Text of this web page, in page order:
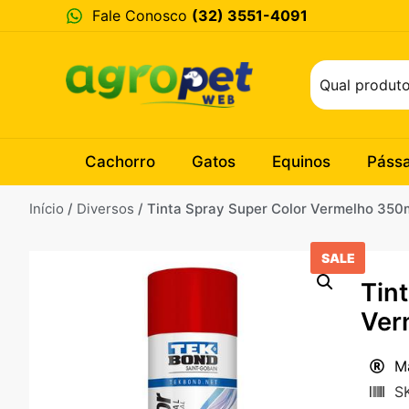
Fale Conosco (32) 3551-4091
Cachorro Gatos Equinos
Início / Diversos / Tinta Spray Super Color Vermelho
SALE